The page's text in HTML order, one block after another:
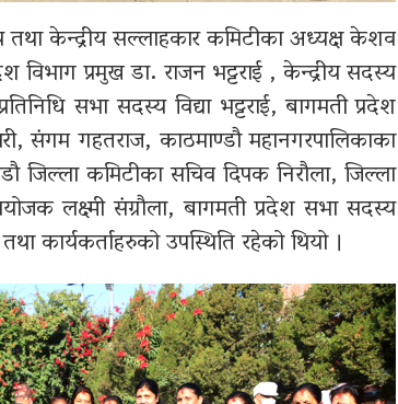
तथा केन्द्रीय सल्लाहकार कमिटीका अध्यक्ष केशव
प्रमुख डा. राजन भट्टराई , केन्द्रीय सदस्य
सभा सदस्य विद्या भट्टराई, बागमती प्रदेश
संगम गहतराज, काठमाण्डौ महानगरपालिकाका
जिल्ला कमिटीका सचिव दिपक निरौला, जिल्ला
लक्ष्मी संग्रौला, बागमती प्रदेश सभा सदस्य
कार्यकर्ताहरुको उपस्थिति रहेको थियो ।